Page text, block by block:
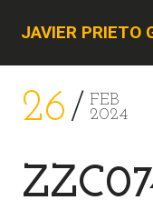
JAVIER PRIETO
26
FEB
2024